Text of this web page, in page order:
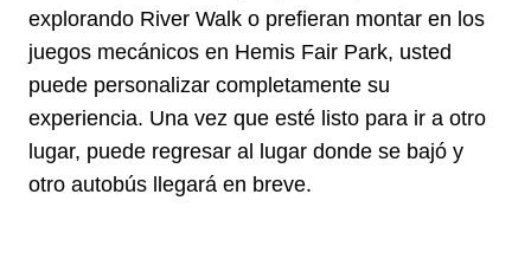
explorando River Walk o prefieran montar en los
juegos mecánicos en Hemis Fair Park, usted
puede personalizar completamente su
experiencia. Una vez que esté listo para ir a otro
lugar, puede regresar al lugar donde se bajó y
otro autobús llegará en breve.